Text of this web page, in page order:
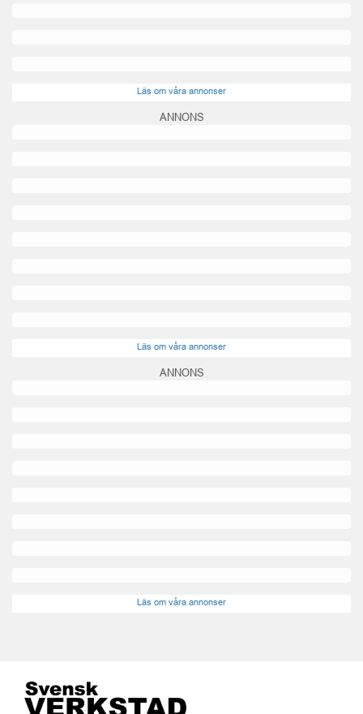
Läs om våra annonser
ANNONS
Läs om våra annonser
ANNONS
Läs om våra annonser